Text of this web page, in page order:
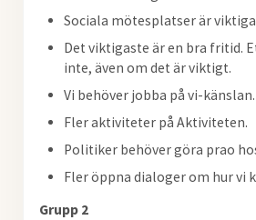
Sociala mötesplatser är
Det viktigaste är en bra fritid.
inte, även om det är viktigt.
Vi behöver jobba på vi-känslan.
Fler aktiviteter på Aktiviteten.
Politiker behöver göra prao
Fler öppna dialoger om hur vi
Grupp 2